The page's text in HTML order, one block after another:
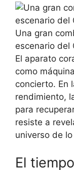
Una gran
escenario del
El aparato
como
concierto. En
rendimiento,
para
resiste a
universo de
El